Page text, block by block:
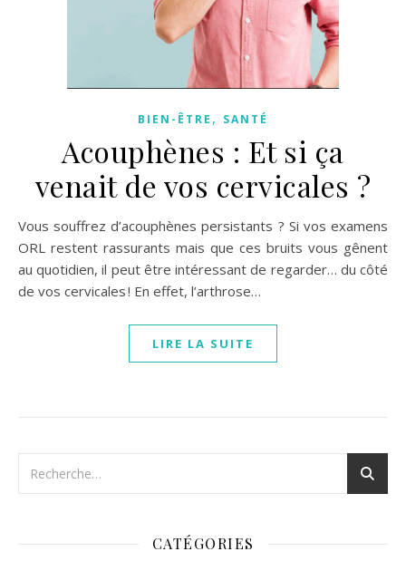
BIEN-ÊTRE , SANTÉ
Acouphènes : Et si ça
venait de vos cervicales ?
Vous souffrez d’acouphènes persistants ? Si vos examens
ORL restent rassurants mais que ces bruits vous gênent
au quotidien, il peut être intéressant de regarder… du côté
de vos cervicales ! En effet, l’arthrose…
LIRE LA SUITE
CATÉGORIES